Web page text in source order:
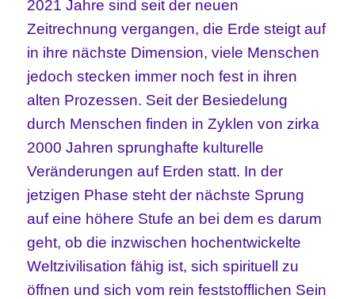
2021 Jahre sind seit der neuen
Zeitrechnung vergangen, die Erde steigt auf
in ihre nächste Dimension, viele Menschen
jedoch stecken immer noch fest in ihren
alten Prozessen. Seit der Besiedelung
durch Menschen finden in Zyklen von zirka
2000 Jahren sprunghafte kulturelle
Veränderungen auf Erden statt. In der
jetzigen Phase steht der nächste Sprung
auf eine höhere Stufe an bei dem es darum
geht, ob die inzwischen hochentwickelte
Weltzivilisation fähig ist, sich spirituell zu
öffnen und sich vom rein feststofflichen Sein